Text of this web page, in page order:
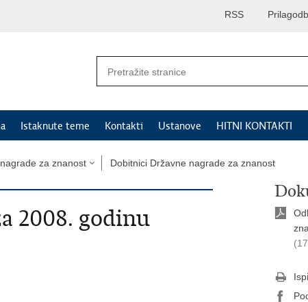
RSS
Istaknute teme Kontakti Ustanove HITNI KONTAKTI
za znanost Dobitnici Državne nagrade za znanost
2008. godinu